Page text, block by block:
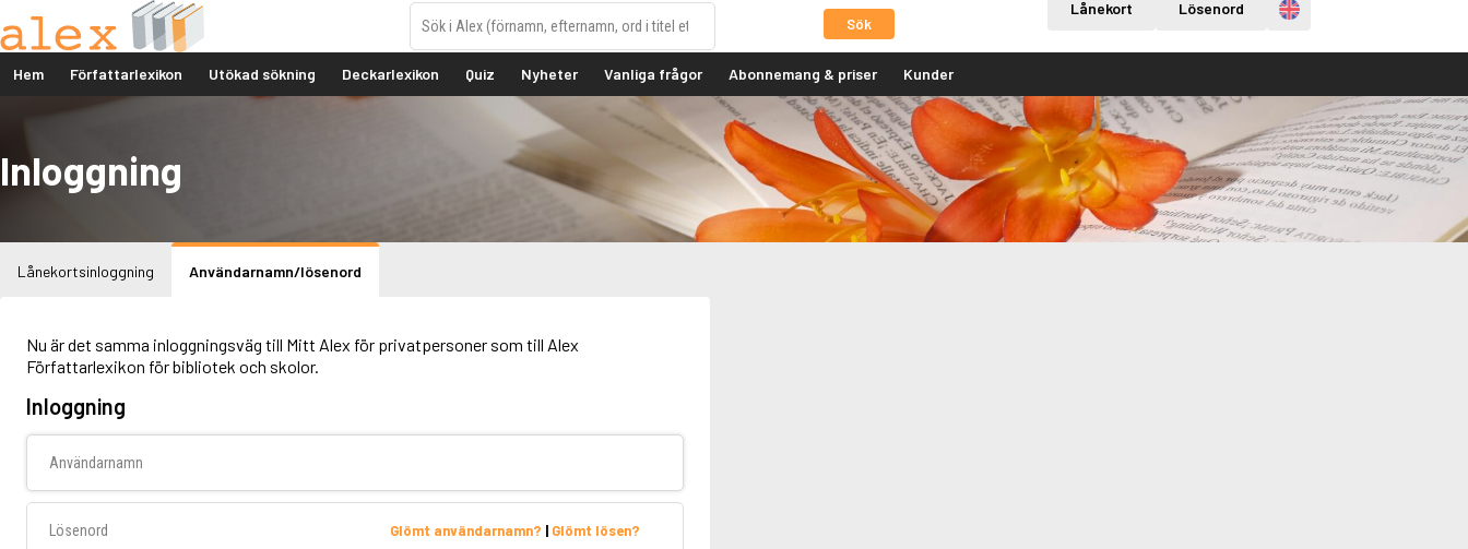
Sök
Lånekort Lösenord Engelska
Hem Författarlexikon Utökad sökning Deckarlexikon Quiz Nyheter Vanliga frågor Abonnemang & priser Kunder
Inloggning
Lånekortsinloggning Användarnamn/lösenord
Nu är det samma inloggningsväg till Mitt Alex för privatpersoner som till Alex
Författarlexikon för bibliotek och skolor.
Inloggning
Glömt användarnamn? | Glömt lösen?